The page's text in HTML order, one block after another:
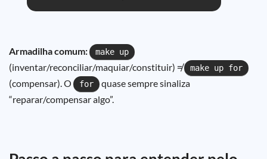
Armadilha comum: make up
(inventar/reconciliar/maquiar/constituir) ≠ make up for
(compensar). O for
quase sempre sinaliza
“reparar/compensar algo”.